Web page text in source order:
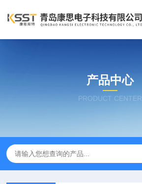
产品中心
PRODUCT CENTER